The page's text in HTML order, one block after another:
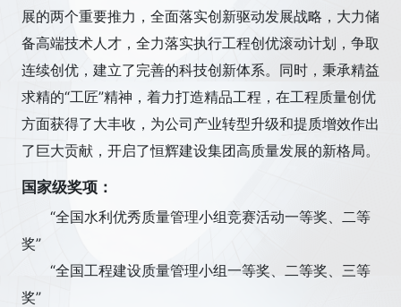
展的两个重要推力，全面落实创新驱动发展战略，大力储
备高端技术人才，全力落实执行工程创优滚动计划，争取
连续创优，建立了完善的科技创新体系。同时，秉承精益
求精的“工匠”精神，着力打造精品工程，在工程质量创优
方面获得了大丰收，为公司产业转型升级和提质增效作出
了巨大贡献，开启了恒辉建设集团高质量发展的新格局。
国家级奖项：
“全国水利优秀质量管理小组竞赛活动一等奖、二等
奖”
“全国工程建设质量管理小组一等奖、二等奖、三等
奖”